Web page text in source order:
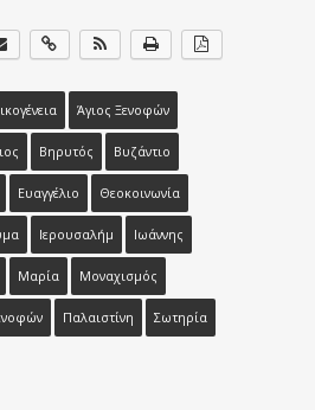
Άγιος Ξενοφών
Βηρυτός Βυζάντιο
Ευαγγέλιο Θεοκοινωνία
Ιερουσαλήμ Ιωάννης
Μαρία Μοναχισμός
Παλαιστίνη Σωτηρία